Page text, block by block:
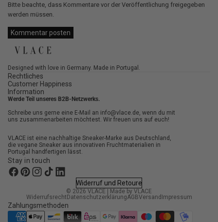
Bitte beachte, dass Kommentare vor der Veröffentlichung freigegeben
werden müssen.
Kommentar posten
Designed with love in Germany. Made in Portugal.
Rechtliches
Customer Happiness
Information
Werde Teil unseres B2B-Netzwerks.
Schreibe uns gerne eine E-Mail an info@vlace.de, wenn du mit
uns zusammenarbeiten möchtest. Wir freuen uns auf euch!
VLACE ist eine nachhaltige Sneaker-Marke aus Deutschland,
die vegane Sneaker aus innovativen Fruchtmaterialien in
Portugal handfertigen lässt.
Stay in touch
Widerruf und Retoure
© 2026 VLACE | Made by VLACE
WiderrufsrechtDatenschutzerklärungAGBVersand Impressum
Zahlungsmethoden